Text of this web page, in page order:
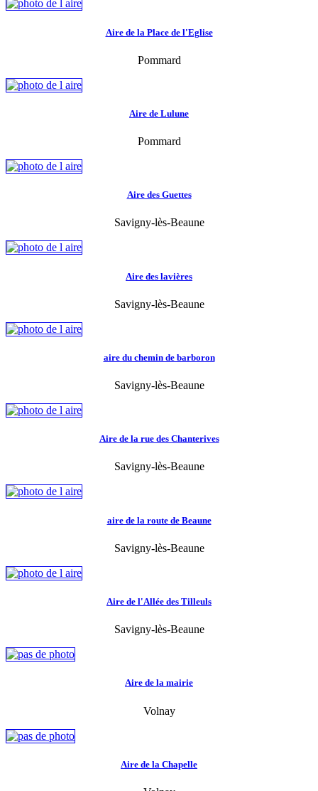
Aire de la Place de l'Eglise
Pommard
Aire de Lulune
Pommard
Aire des Guettes
Savigny-lès-Beaune
Aire des lavières
Savigny-lès-Beaune
aire du chemin de barboron
Savigny-lès-Beaune
Aire de la rue des Chanterives
Savigny-lès-Beaune
aire de la route de Beaune
Savigny-lès-Beaune
Aire de l'Allée des Tilleuls
Savigny-lès-Beaune
Aire de la mairie
Volnay
Aire de la Chapelle